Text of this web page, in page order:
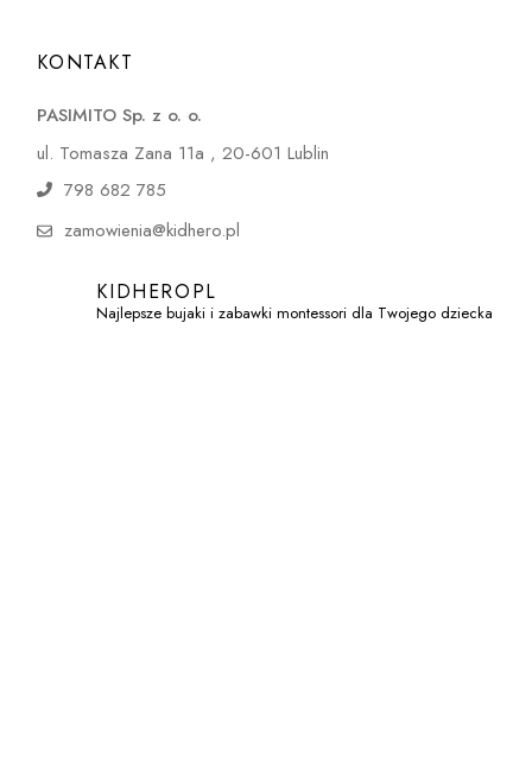
KONTAKT
PASIMITO Sp. z o. o.
ul. Tomasza Zana 11a , 20-601 Lublin
798 682 785
zamowienia@kidhero.pl
KIDHEROPL
Najlepsze bujaki i zabawki montessori dla Twojego dziecka